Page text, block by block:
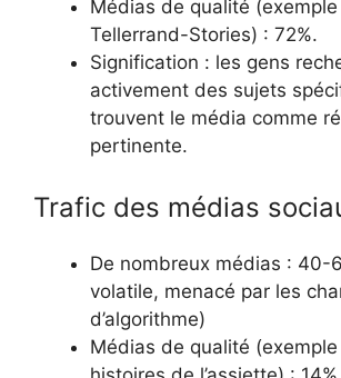
Médias de qualité
Tellerrand-Stories) : 72%.
Signification : les gens
activement des sujets
trouvent le média comme
pertinente.
Trafic des médias
De nombreux médias : 40-
volatile, menacé par les
d’algorithme)
Médias de qualité